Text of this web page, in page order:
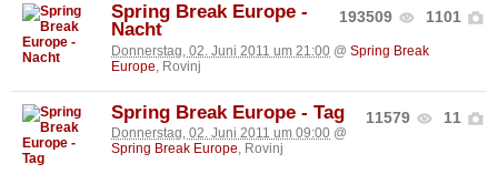
193509 1101
Spring Break Europe -
Nacht
Donnerstag, 02. Juni 2011 um 21:00 @ Spring Break
Europe, Rovinj
11579 11
Spring Break Europe - Tag
Donnerstag, 02. Juni 2011 um 09:00 @
Spring Break Europe, Rovinj